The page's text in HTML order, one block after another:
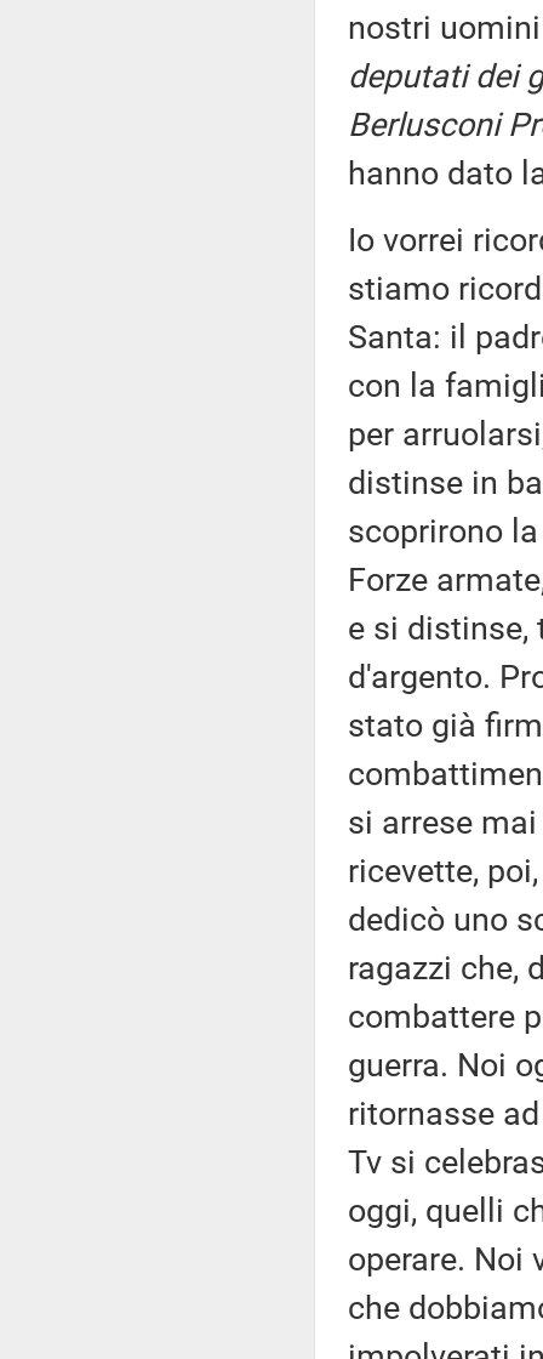
nostri
deputati dei
Berlusconi
hanno dato
Io vorrei
stiamo
Santa: il
con la
per
distinse in
scoprirono
Forze
e si distinse,
d'argento.
stato già
si arrese
ricevette,
dedicò uno
ragazzi che,
combattere
guerra. Noi
ritornasse
Tv si
oggi, quelli
operare. Noi
che